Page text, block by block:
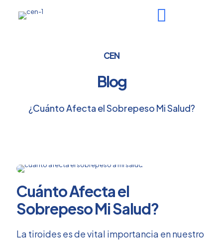
CEN
Blog
¿Cuánto Afecta el Sobrepeso Mi Salud?
Cuánto Afecta el
Sobrepeso Mi Salud?
La tiroides es de vital importancia en nuestro